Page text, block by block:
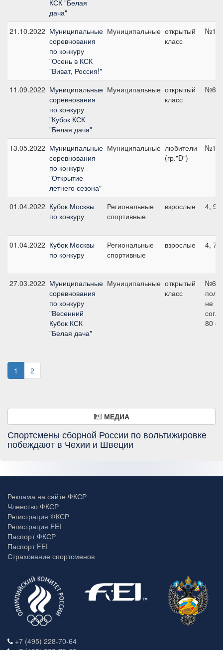
КСК "Белая
дача"
21.10.2022 Муниципальные
соревнования
по конкуру
"Осень в КСК
"Виват, Россия!"
Муниципальные открытый
класс
№1,
11.09.2022 Муниципальные
соревнования
по конкуру
"Кубок КСК
"Белая дача"
Муниципальные открытый
класс
№6,
13.05.2022 Муниципальные
соревнования
по конкуру
"Открытие
летнего сезона"
Муниципальные любители
(гр."D")
№1,
01.04.2022 Кубок Москвы
по конкуру
Региональные
спортивные
взрослые 4,
01.04.2022 Кубок Москвы
по конкуру
Региональные
спортивные
взрослые 4,
27.03.2022 Муниципальные
соревнования
по конкуру
"Весенний
Кубок КСК
"Белая дача"
Муниципальные открытый
класс
№6
не
80 см
1 2
МЕДИА
Спортсмены сборной России по вольтижировке
побеждают в Чехии и Швеции
Реклама на сайте ФКСР
Членство ФКСР
Регистрация ФКСР
Регистрация FEI
Паспорт ФКСР
Паспорт FEI
Страхование спортсменов
+7 (495) 228-70-64